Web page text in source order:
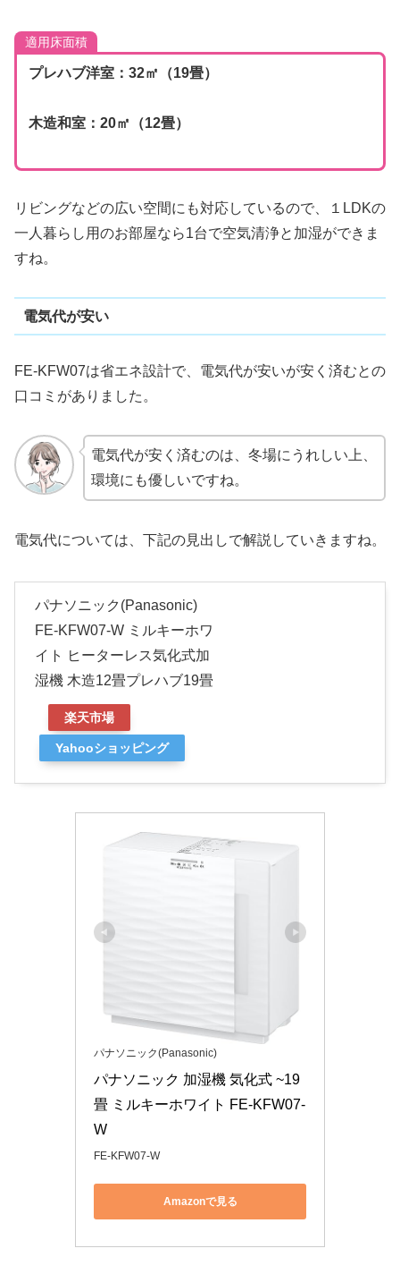
適用床面積
プレハブ洋室：32㎡（19畳）
木造和室：20㎡（12畳）
リビングなどの広い空間にも対応しているので、１LDKの
一人暮らし用のお部屋なら1台で空気清浄と加湿ができま
すね。
電気代が安い
FE-KFW07は省エネ設計で、電気代が安いが安く済むとの
口コミがありました。
電気代が安く済むのは、冬場にうれしい上、
環境にも優しいですね。
電気代については、下記の見出しで解説していきますね。
パナソニック(Panasonic)
FE-KFW07-W ミルキーホワ
イト ヒーターレス気化式加
湿機 木造12畳プレハブ19畳
楽天市場
Yahooショッピング
パナソニック(Panasonic)
パナソニック 加湿機 気化式 ~19
畳 ミルキーホワイト FE-KFW07-
W
FE-KFW07-W
Amazonで見る